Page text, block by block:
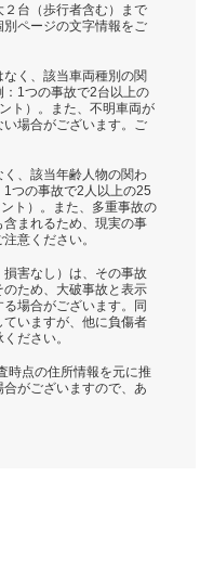
２台（歩行者含む）まで
ページの文字情報をご
なく、該当車両種別の関
1つの事故で2台以上の
ト）。また、不明車両が
場合がございます。ご
く、該当年齢人物の関わ
つの事故で2人以上の25
ト）。また、多重事故の
まれるため、現実の事
意ください。
損害なし）は、その事故
ため、大破事故と表示
場合がございます。同
いますが、他に負傷者
ださい。
時点の住所情報を元に推
がございますので、あ